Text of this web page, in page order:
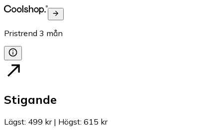
Pristrend 3 mån
Stigande
Lägst: 499 kr| Högst: 615 kr